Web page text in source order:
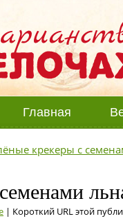
Главная
крекеры с
| Короткий URL этой